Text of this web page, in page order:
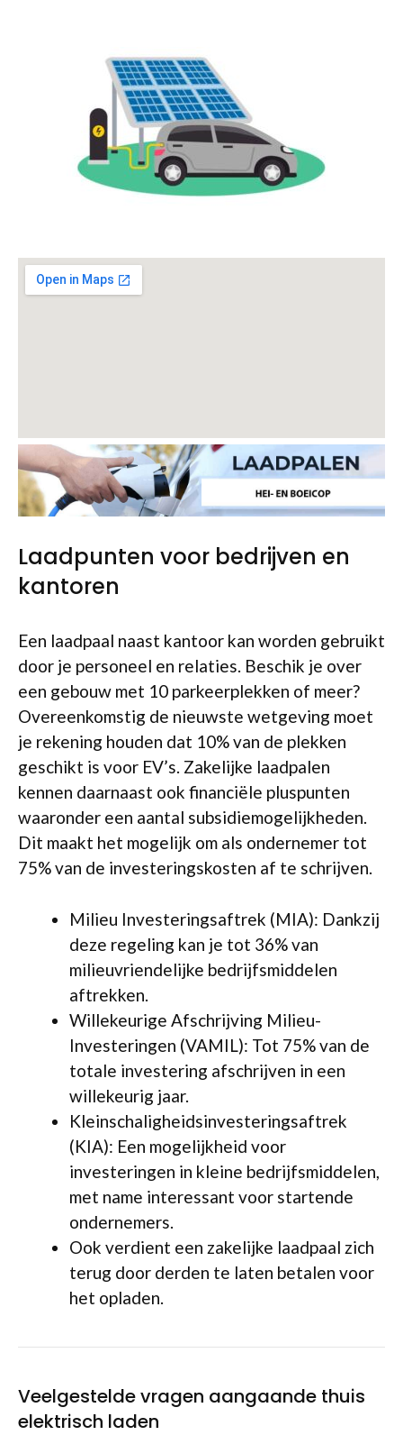
Laadpunten voor bedrijven en
kantoren
Een laadpaal naast kantoor kan worden gebruikt
door je personeel en relaties. Beschik je over
een gebouw met 10 parkeerplekken of meer?
Overeenkomstig de nieuwste wetgeving moet
je rekening houden dat 10% van de plekken
geschikt is voor EV’s. Zakelijke laadpalen
kennen daarnaast ook financiële pluspunten
waaronder een aantal subsidiemogelijkheden.
Dit maakt het mogelijk om als ondernemer tot
75% van de investeringskosten af te schrijven.
Milieu Investeringsaftrek (MIA): Dankzij
deze regeling kan je tot 36% van
milieuvriendelijke bedrijfsmiddelen
aftrekken.
Willekeurige Afschrijving Milieu-
Investeringen (VAMIL): Tot 75% van de
totale investering afschrijven in een
willekeurig jaar.
Kleinschaligheidsinvesteringsaftrek
(KIA): Een mogelijkheid voor
investeringen in kleine bedrijfsmiddelen,
met name interessant voor startende
ondernemers.
Ook verdient een zakelijke laadpaal zich
terug door derden te laten betalen voor
het opladen.
Veelgestelde vragen aangaande thuis
elektrisch laden